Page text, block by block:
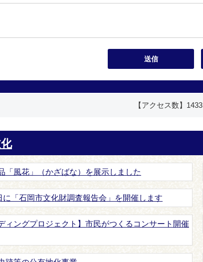
【アクセス数】 1433
「風花」（かざばな）を展示しました
に「石岡市文化財調査報告会」を開催します
ィングプロジェクト】市民がつくるコンサート開催